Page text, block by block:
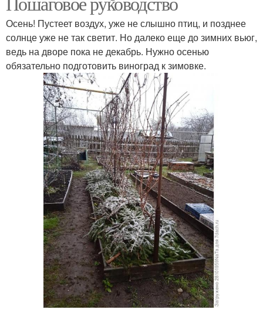
Осень! Пустеет воздух, уже не слышно птиц, и позднее
солнце уже не так светит. Но далеко еще до зимних вьюг,
ведь на дворе пока не декабрь. Нужно осенью
обязательно подготовить виноград к зимовке.